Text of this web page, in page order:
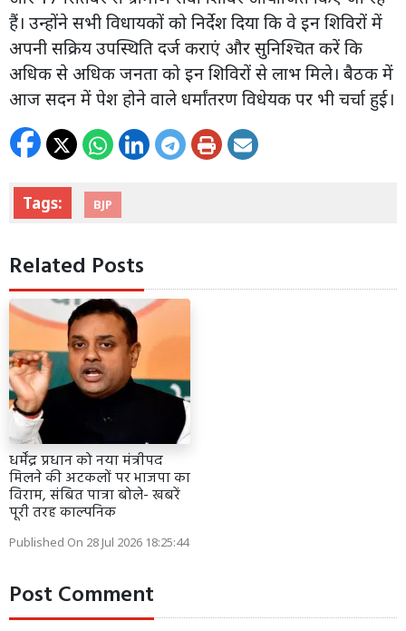
हैं। उन्होंने सभी विधायकों को निर्देश दिया कि वे इन शिविरों में
अपनी सक्रिय उपस्थिति दर्ज कराएं और सुनिश्चित करें कि
अधिक से अधिक जनता को इन शिविरों से लाभ मिले। बैठक में
आज सदन में पेश होने वाले धर्मांतरण विधेयक पर भी चर्चा हुई।
Tags: BJP
Related Posts
धर्मेंद्र प्रधान को नया मंत्रीपद
मिलने की अटकलों पर भाजपा का
विराम, संबित पात्रा बोले- खबरें
पूरी तरह काल्पनिक
Published On 28 Jul 2026 18:25:44
Post Comment